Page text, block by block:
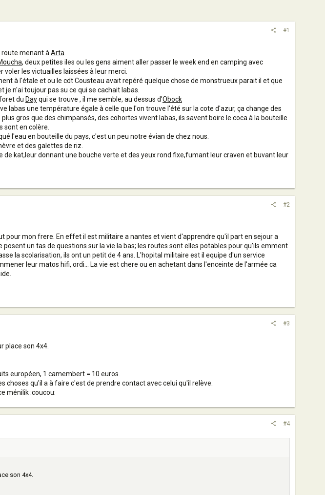
#1
route menant à Arta
, deux petites iles ou les gens aiment aller passer le week end en camping avec
les victuailles laissées à leur merci.
à l'étale et ou le cdt Cousteau avait repéré quelque chose de monstrueux parait il et que
n'ai toujour pas su ce qui se cachait labas.
du Dayqui se trouve , il me semble, au dessus d'Obock
labas une température égale à celle que l'on trouve l'été sur la cote d'azur, ça change des
gros que des chimpansés, des cohortes vivent labas, ils savent boire le coca à la bouteille
sont en colère.
l'eau en bouteille du pays, c'est un peu notre évian de chez nous.
et des galettes de riz.
kat,leur donnant une bouche verte et des yeux rond fixe,fumant leur craven et buvant leur
#2
pour mon frere. En effet il est militaire a nantes et vient d'apprendre qu'il part en sejour a
un tas de questions sur la vie la bas; les routes sont elles potables pour qu'ils emment
la scolarisation, ils ont un petit de 4 ans. L'hopital militaire est il equipe d'un service
leur matos hifi, ordi... La vie est chere ou en achetant dans l'enceinte de l'armée ca
#3
place son 4x4.
européen, 1 camembert = 10 euros.
choses qu'il a à faire c'est de prendre contact avec celui qu'il relève.
ménilik :coucou:
#4
son 4x4.